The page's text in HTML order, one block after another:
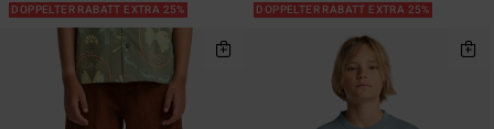
DOPPELTER RABATT EXTRA 25%
DOPPELTER RABATT EXTRA 25%